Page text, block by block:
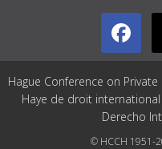
Hague Conference on
Haye de droit
Derecho
© HCCH 1951-